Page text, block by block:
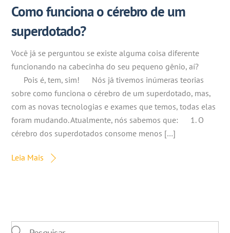
Como funciona o cérebro de um
superdotado?
Você já se perguntou se existe alguma coisa diferente
funcionando na cabecinha do seu pequeno gênio, aí?
⠀⠀Pois é, tem, sim!⠀⠀Nós já tivemos inúmeras teorias
sobre como funciona o cérebro de um superdotado, mas,
com as novas tecnologias e exames que temos, todas elas
foram mudando. Atualmente, nós sabemos que:⠀⠀1. O
cérebro dos superdotados consome menos […]
Leia Mais